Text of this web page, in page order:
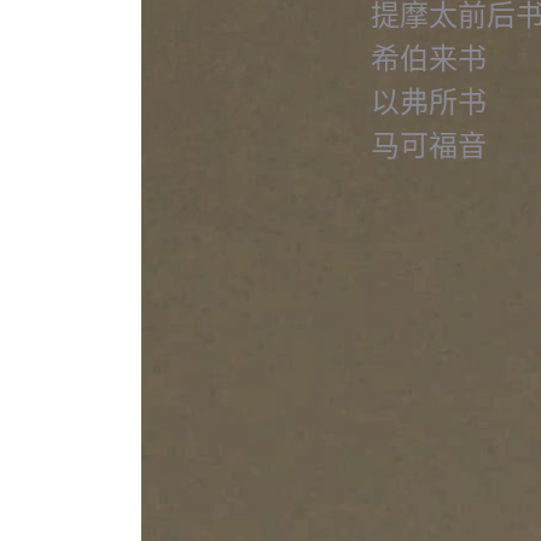
提摩太前后
希伯来书
以弗所书
马可福音